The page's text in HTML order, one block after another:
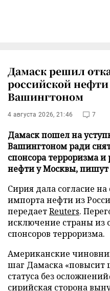
Дамаск решил
российской
Вашингтоном
4 августа 2026, 21:46 7
Дамаск пошел на
Вашингтоном ради
спонсора терроризма
нефти у Москвы,
Сирия дала согласие
импорта нефти из
передаетReuters.
исключение страны из
спонсоров терроризма.
Американские
шаг Дамаска «повысит
статуса без
сирийская сторона